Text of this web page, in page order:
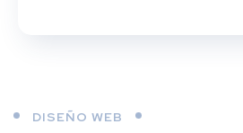
DISEÑO WEB